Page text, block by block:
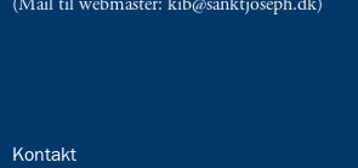
24.0:
Kontakt